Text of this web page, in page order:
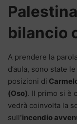
bilancio
A prendere la
d’aula, sono state le
posizioni di
(Oso). Il primo si è
vedrà coinvolta la
sull‘incendio